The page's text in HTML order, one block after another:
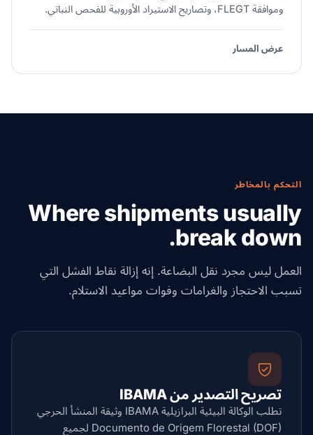
وموافقة FLEGT، وتصاريح الاستيراد الأوروبية للفحص النباتي.
عرض المسار
التحكم بالمخاطر
Where shipments usually
break down.
العمل ليس مجرد نقل البضاعة. إنه إزالة نقاط الفشل التي
تسبب الاحتجاز والغرامات وفوات مواعيد الاستلام.
تصريح التصدير من IBAMA
تطلب الوكالة البيئية البرازيلية IBAMA وثيقة المنشأ الحرجي
Documento de Origem Florestal (DOF) لجميع